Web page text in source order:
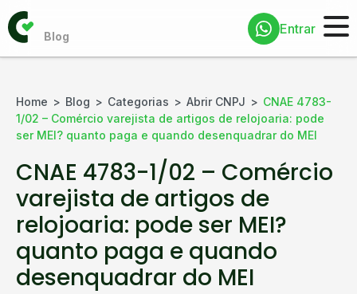
Entrar
Home Blog Categorias Abrir CNPJ
CNAE 4783-
1/02 – Comércio varejista de artigos de relojoaria: pode
ser MEI? quanto paga e quando desenquadrar do MEI
CNAE 4783-1/02 – Comércio
varejista de artigos de
relojoaria: pode ser MEI?
quanto paga e quando
desenquadrar do MEI